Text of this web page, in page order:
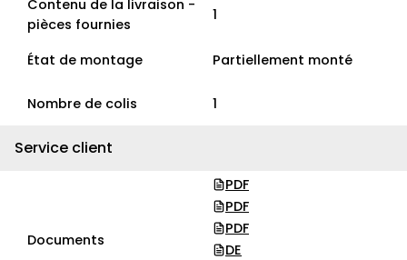
Contenu de la livraison -
pièces fournies
1
État de montage Partiellement monté
Nombre de colis 1
Service client
Documents
PDF
PDF
PDF
DE